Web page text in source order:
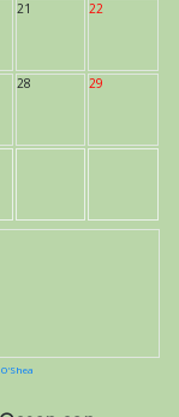
21 22
28 29